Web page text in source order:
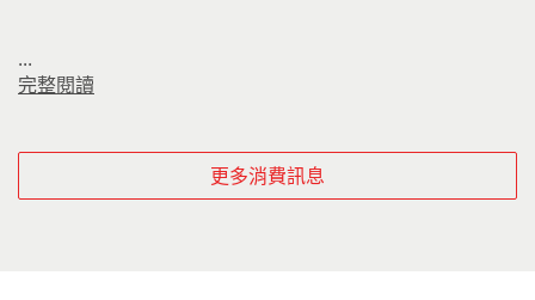
...
完整閱讀
更多消費訊息